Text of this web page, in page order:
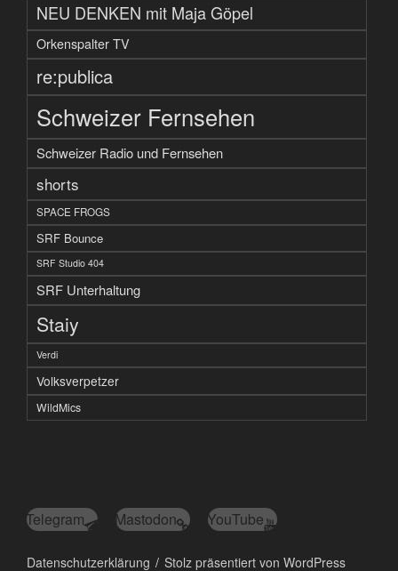
NEU DENKEN mit Maja Göpel
Orkenspalter TV
re:publica
Schweizer Fernsehen
Schweizer Radio und Fernsehen
shorts
SPACE FROGS
SRF Bounce
SRF Studio 404
SRF Unterhaltung
Staiy
Verdi
Volksverpetzer
WildMics
Telegram Mastodon YouTube
Datenschutzerklärung Stolz präsentiert von WordPress